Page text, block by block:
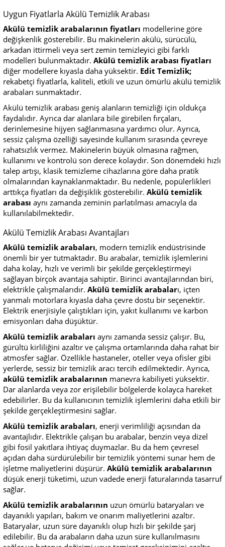
Uygun Fiyatlarla Akülü Temizlik Arabası
Akülü temizlik arabalarının fiyatları modellerine göre
değişkenlik gösterebilir. Bu makinelerin akülü, sürücülü,
arkadan ittirmeli veya sert zemin temizleyici gibi farklı
modelleri bulunmaktadır. Akülü temizlik arabası fiyatları
diğer modellere kıyasla daha yüksektir. Edit Temizlik;
rekabetçi fiyatlarla, kaliteli, etkili ve uzun ömürlü akülü temizlik
arabaları sunmaktadır.
Akülü temizlik arabası geniş alanların temizliği için oldukça
faydalıdır. Ayrıca dar alanlara bile girebilen fırçaları,
derinlemesine hijyen sağlanmasına yardımcı olur. Ayrıca,
sessiz çalışma özelliği sayesinde kullanım sırasında çevreye
rahatsızlık vermez. Makinelerin büyük olmasına rağmen,
kullanımı ve kontrolü son derece kolaydır. Son dönemdeki hızlı
talep artışı, klasik temizleme cihazlarına göre daha pratik
olmalarından kaynaklanmaktadır. Bu nedenle, popülerlikleri
arttıkça fiyatları da değişiklik gösterebilir. Akülü temizlik
arabası aynı zamanda zeminin parlatılması amacıyla da
kullanılabilmektedir.
Akülü Temizlik Arabası Avantajları
Akülü temizlik arabaları, modern temizlik endüstrisinde
önemli bir yer tutmaktadır. Bu arabalar, temizlik işlemlerini
daha kolay, hızlı ve verimli bir şekilde gerçekleştirmeyi
sağlayan birçok avantaja sahiptir. Birinci avantajlarından biri,
elektrikle çalışmalarıdır. Akülü temizlik arabaları, içten
yanmalı motorlara kıyasla daha çevre dostu bir seçenektir.
Elektrik enerjisiyle çalıştıkları için, yakıt kullanımı ve karbon
emisyonları daha düşüktür.
Akülü temizlik arabaları aynı zamanda sessiz çalışır. Bu,
gürültü kirliliğini azaltır ve çalışma ortamlarında daha rahat bir
atmosfer sağlar. Özellikle hastaneler, oteller veya ofisler gibi
yerlerde, sessiz bir temizlik aracı tercih edilmektedir. Ayrıca,
akülü temizlik arabalarının manevra kabiliyeti yüksektir.
Dar alanlarda veya zor erişilebilir bölgelerde kolayca hareket
edebilirler. Bu da kullanıcının temizlik işlemlerini daha etkili bir
şekilde gerçekleştirmesini sağlar.
Akülü temizlik arabaları, enerji verimliliği açısından da
avantajlıdır. Elektrikle çalışan bu arabalar, benzin veya dizel
gibi fosil yakıtlara ihtiyaç duymazlar. Bu da hem çevresel
açıdan daha sürdürülebilir bir temizlik yöntemi sunar hem de
işletme maliyetlerini düşürür. Akülü temizlik arabalarının
düşük enerji tüketimi, uzun vadede enerji faturalarında tasarruf
sağlar.
Akülü temizlik arabalarının uzun ömürlü bataryaları ve
dayanıklı yapıları, bakım ve onarım maliyetlerini azaltır.
Bataryalar, uzun süre dayanıklı olup hızlı bir şekilde şarj
edilebilir. Bu da arabaların daha uzun süre kullanılmasını